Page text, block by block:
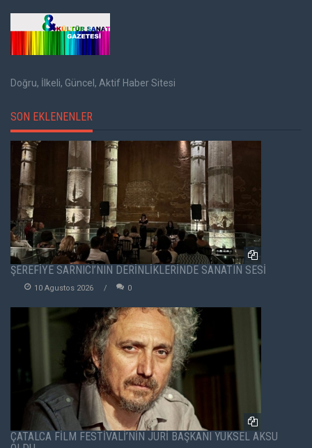
Doğru, İlkeli, Güncel, Aktif Haber Sitesi
SON EKLENENLER
ŞEREFİYE SARNICI’NIN DERİNLİKLERİNDE SANATIN SESİ
10 Agustos 2026 0
ÇATALCA FİLM FESTİVALİ’NİN JÜRİ BAŞKANI YÜKSEL AKSU